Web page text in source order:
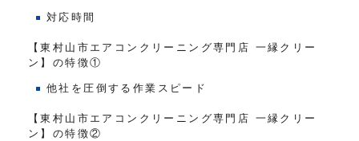
対応時間
【東村山市エアコンクリーニング専門店 一縁クリー
ン】の特徴①
他社を圧倒する作業スピード
【東村山市エアコンクリーニング専門店 一縁クリー
ン】の特徴②